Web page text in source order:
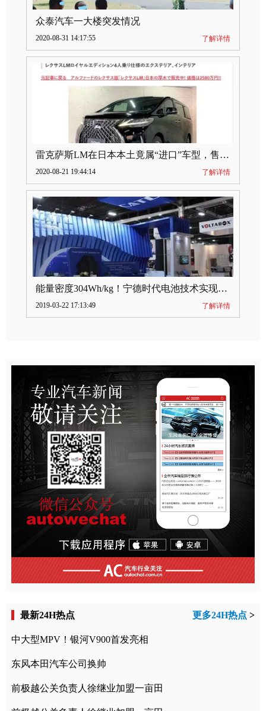
众泰汽车一大楼突发情况
2020-08-31 14:17:55 了解详情
雷克萨斯LM在日本本土竟属“进口”车型，售价2580万日元
2020-08-21 19:44:14 了解详情
能量密度304Wh/kg！宁德时代电池技术实现突破
2019-03-22 17:13:49 了解详情
最新24H热点 更多24H热点 >
中大型MPV！银河V900首发亮相
东风本田汽车公司换帅
前极越公关负责人徐继业加盟一亩田